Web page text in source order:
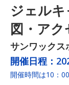
ジェル
図・アク
サンワックス
開催日程：
開催時間は10：